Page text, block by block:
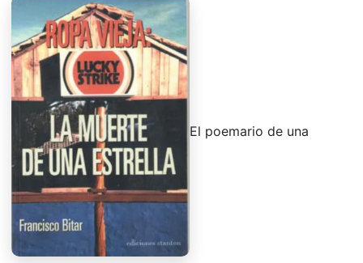
El poemario de una